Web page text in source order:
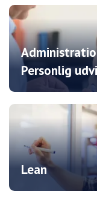
side
med
alle
aktuelle
kurser,
samt
filtrerer
efter
ud
fra
det/de
ord.
Personlig
Lean